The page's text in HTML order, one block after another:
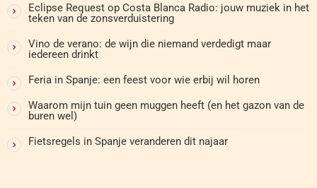
Eclipse Request op Costa Blanca Radio: jouw muziek in het
teken van de zonsverduistering
Vino de verano: de wijn die niemand verdedigt maar
iedereen drinkt
Feria in Spanje: een feest voor wie erbij wil horen
Waarom mijn tuin geen muggen heeft (en het gazon van de
buren wel)
Fietsregels in Spanje veranderen dit najaar